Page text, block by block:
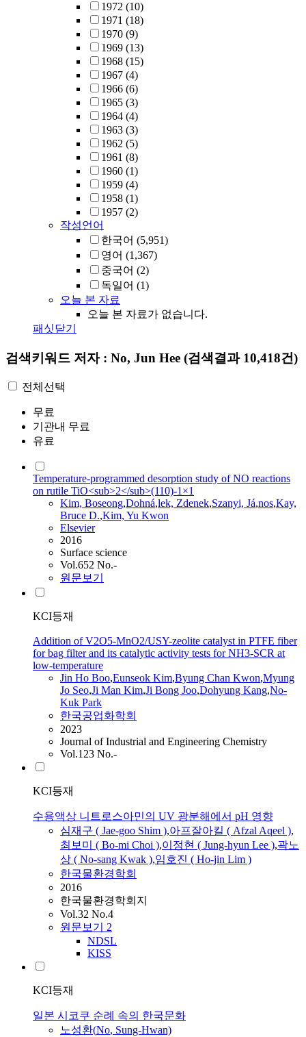
1972 (10)
1971 (18)
1970 (9)
1969 (13)
1968 (15)
1967 (4)
1966 (6)
1965 (3)
1964 (4)
1963 (3)
1962 (5)
1961 (8)
1960 (1)
1959 (4)
1958 (1)
1957 (2)
작성언어
한국어 (5,951)
영어 (1,367)
중국어 (2)
독일어 (1)
오늘 본 자료
오늘 본 자료가 없습니다.
패싯닫기
검색키워드 저자 : No, Jun Hee (검색결과 10,418건)
전체선택
무료
기관내 무료
유료
Temperature-programmed desorption study of NO reactions
on rutile TiO<sub>2</sub>(110)-1×1
Kim, Boseong,Dohná,lek, Zdenek,Szanyi, Já,nos,Kay,
Bruce D.,Kim, Yu Kwon
Elsevier
2016
Surface science
Vol.652 No.-
원문보기
KCI등재
Addition of V2O5-MnO2/USY-zeolite catalyst in PTFE fiber
for bag filter and its catalytic activity tests for NH3-SCR at
low-temperature
Jin Ho Boo,Eunseok Kim,Byung Chan Kwon,Myung
Jo Seo,Ji Man Kim,Ji Bong Joo,Dohyung Kang,No-
Kuk Park
한국공업화학회
2023
Journal of Industrial and Engineering Chemistry
Vol.123 No.-
KCI등재
수용액상 니트로스아민의 UV 광분해에서 pH 영향
심재구 ( Jae-goo Shim ),아프잘아킬 ( Afzal Aqeel ),
최보미 ( Bo-mi Choi ),이정현 ( Jung-hyun Lee ),곽노
상 ( No-sang Kwak ),임호진 ( Ho-jin Lim )
한국물환경학회
2016
한국물환경학회지
Vol.32 No.4
원문보기 2
NDSL
KISS
KCI등재
일본 시코쿠 순례 속의 한국문화
노성환(No, Sung-Hwan)